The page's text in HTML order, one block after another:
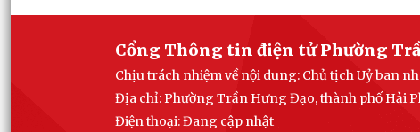
Cổng Thông tin điện tử Phường
Chịu trách nhiệm về nội dung: Chủ tịch Uỷ ban
Địa chỉ: Phường Trần Hưng Đạo, thành phố Hải
Điện thoại: Đang cập nhật